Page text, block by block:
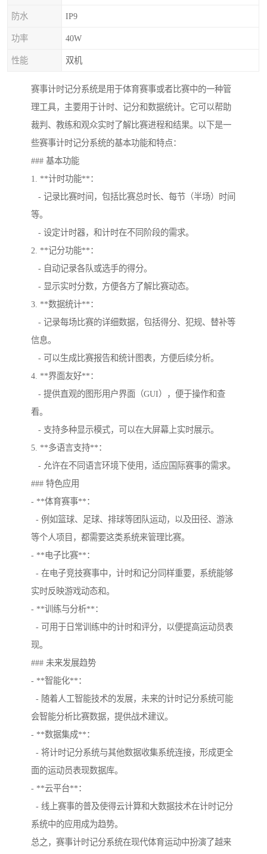
防水 IP9
功率 40W
性能 双机
赛事计时记分系统是用于体育赛事或者比赛中的一种管
理工具，主要用于计时、记分和数据统计。它可以帮助
裁判、教练和观众实时了解比赛进程和结果。以下是一
些赛事计时记分系统的基本功能和特点：
### 基本功能
1. **计时功能**：
- 记录比赛时间，包括比赛总时长、每节（半场）时间
等。
- 设定计时器，和计时在不同阶段的需求。
2. **记分功能**：
- 自动记录各队或选手的得分。
- 显示实时分数，方便各方了解比赛动态。
3. **数据统计**：
- 记录每场比赛的详细数据，包括得分、犯规、替补等
信息。
- 可以生成比赛报告和统计图表，方便后续分析。
4. **界面友好**：
- 提供直观的图形用户界面（GUI），便于操作和查
看。
- 支持多种显示模式，可以在大屏幕上实时展示。
5. **多语言支持**：
- 允许在不同语言环境下使用，适应国际赛事的需求。
### 特色应用
- **体育赛事**：
- 例如篮球、足球、排球等团队运动，以及田径、游泳
等个人项目，都需要这类系统来管理比赛。
- **电子比赛**：
- 在电子竞技赛事中，计时和记分同样重要，系统能够
实时反映游戏动态和。
- **训练与分析**：
- 可用于日常训练中的计时和评分，以便提高运动员表
现。
### 未来发展趋势
- **智能化**：
- 随着人工智能技术的发展，未来的计时记分系统可能
会智能分析比赛数据，提供战术建议。
- **数据集成**：
- 将计时记分系统与其他数据收集系统连接，形成更全
面的运动员表现数据库。
- **云平台**：
- 线上赛事的普及使得云计算和大数据技术在计时记分
系统中的应用成为趋势。
总之，赛事计时记分系统在现代体育运动中扮演了越来